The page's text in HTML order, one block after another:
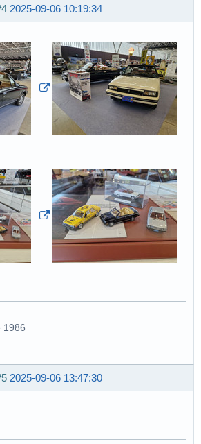
2025-09-06 10:19:34
1986
2025-09-06 13:47:30